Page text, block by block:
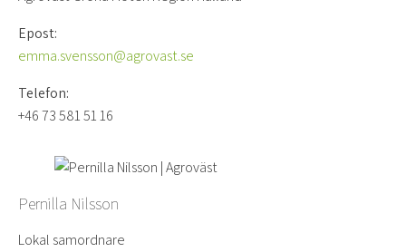
Epost:
emma.svensson@agrovast.se
Telefon:
+46 73 581 51 16
Pernilla Nilsson
Lokal samordnare